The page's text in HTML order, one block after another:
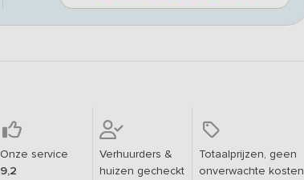
Onze service
9,2
Verhuurders &
huizen gecheckt
Totaalprijzen, geen
onverwachte kosten